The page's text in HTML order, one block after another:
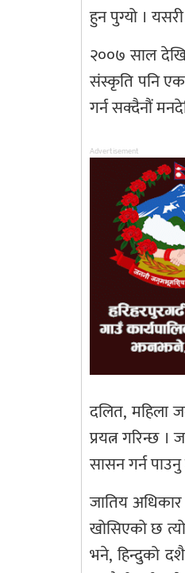
हुन पुग्यो ।
२००७ साल
संस्कृति पनि
गर्न सक्दैनौं
Advertisement
दलित, महिला
प्रयत्न गरिन्छ
सासन गर्न
जातिय
खोसिएको छ
भने, हिन्दुको